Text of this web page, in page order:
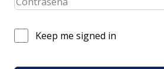
Keep me signed in